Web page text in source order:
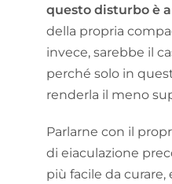
questo disturbo è
della propria
invece, sarebbe il
perché solo in
renderla il meno
Parlarne con il
di eiaculazione
più facile da